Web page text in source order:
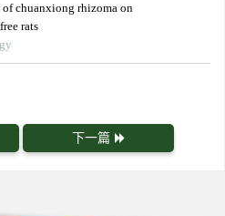
of chuanxiong rhizoma on
rats
下一篇